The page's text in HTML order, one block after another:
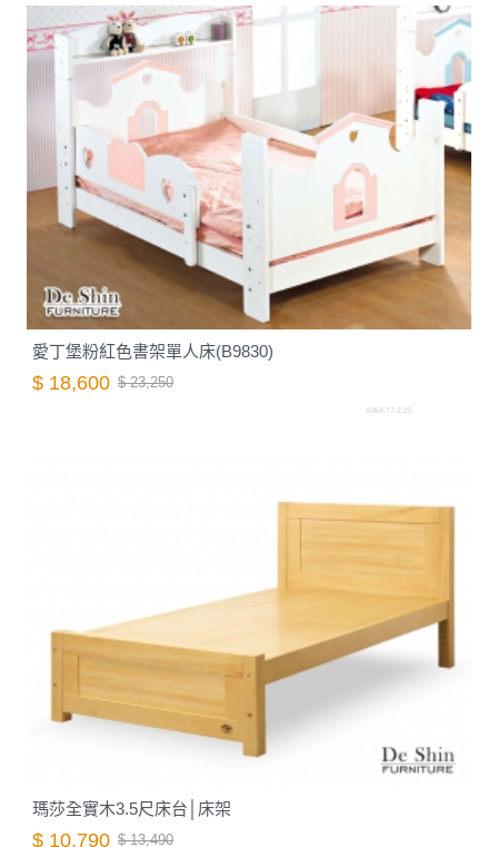
愛丁堡粉紅色書架單人床(B9830)
$ 18,600 $ 23,250
A064.77-2.26
瑪莎全實木3.5尺床台│床架
$ 10,790 $ 13,490